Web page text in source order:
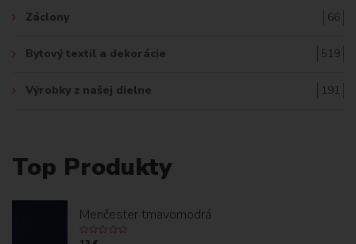
Záclony 66
Bytový textil a dekorácie 519
Výrobky z našej dielne 191
Top Produkty
Menčester tmavomodrá